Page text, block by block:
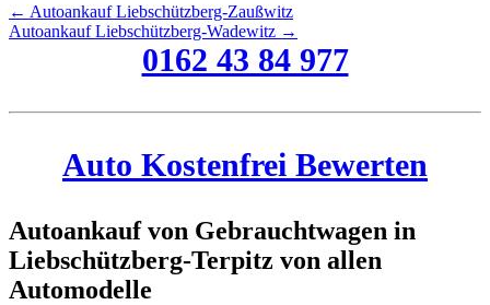
← Autoankauf Liebschützberg-Zaußwitz
Autoankauf Liebschützberg-Wadewitz →
0162 43 84 977
Auto Kostenfrei Bewerten
Autoankauf von Gebrauchtwagen in
Liebschützberg-Terpitz von allen
Automodelle